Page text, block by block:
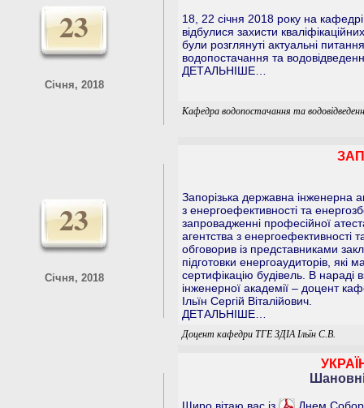
23
Січня, 2018
18, 22 січня 2018 року на
відбулися захисти
були розглянуті актуальні
водопостачання та
ДЕТАЛЬНІШЕ…
Кафедра водопостачання та
23
Січня, 2018
Запорізька державна інженерна
з енергоефективності та
запровадженні професійної
агентства з енергоефективності
обговорив із представниками
підготовки енергоаудиторів,
сертифікацію будівель. В нараді
інженерної академії – доцент
Ільїн Сергій Віталійович.
ДЕТАЛЬНІШЕ…
Доцент кафедри ТГЕ ЗДІА Ільїн С.В.
Щиро вітаю вас із
Днем